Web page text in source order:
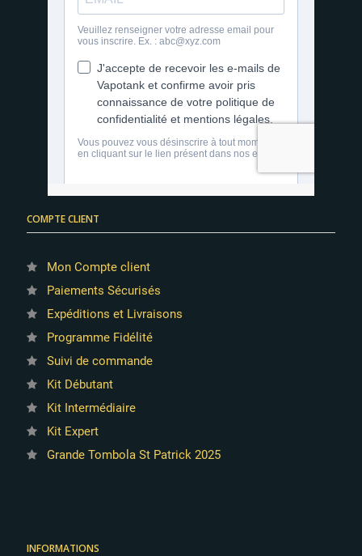
COMPTE CLIENT
Mon Compte client
Paiements Sécurisés
Expéditions et Livraisons
Programme Fidélité
Suivi de commande
Kit Débutant
Kit Intermédiaire
Kit Expert
Grande Tombola St Patrick 2025
INFORMATIONS